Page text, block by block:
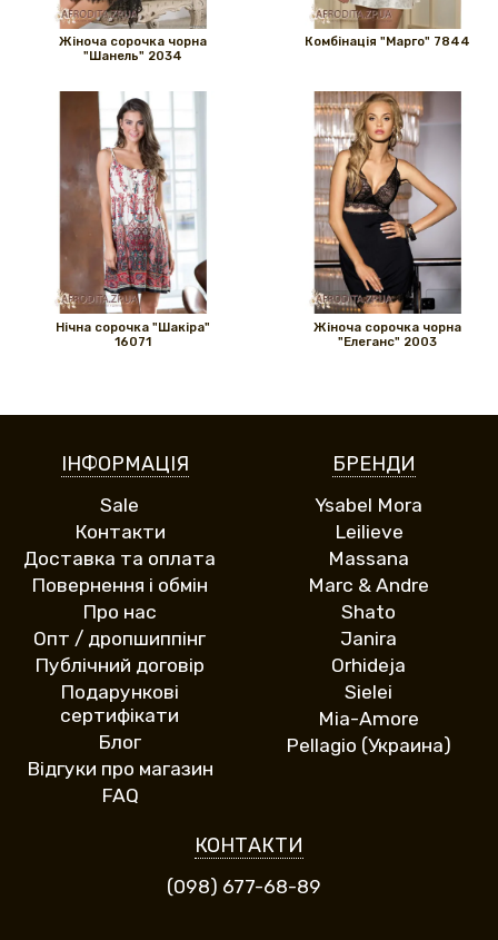
Жіноча сорочка чорна
"Шанель" 2034
Комбінація "Марго" 7844
Нічна сорочка "Шакіра"
16071
Жіноча сорочка чорна
"Елеганс" 2003
ІНФОРМАЦІЯ
Sale
Контакти
Доставка та оплата
Повернення і обмін
Про нас
Опт / дропшиппінг
Публічний договір
Подарункові
сертифікати
Блог
Відгуки про магазин
FAQ
БРЕНДИ
Ysabel Mora
Leilieve
Massana
Marc & Andre
Shato
Janira
Orhideja
Sielei
Mia-Amore
Pellagio (Украина)
КОНТАКТИ
(098) 677-68-89